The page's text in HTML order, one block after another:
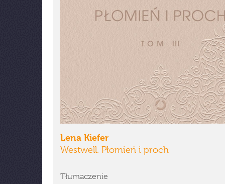
Lena Kiefer
Westwell. Płomień i proch
Tłumaczenie